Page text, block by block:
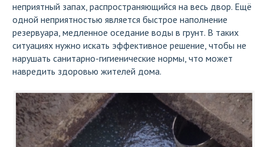
неприятный запах, распространяющийся на весь двор. Ещё
одной неприятностью является быстрое наполнение
резервуара, медленное оседание воды в грунт. В таких
ситуациях нужно искать эффективное решение, чтобы не
нарушать санитарно-гигиенические нормы, что может
навредить здоровью жителей дома.